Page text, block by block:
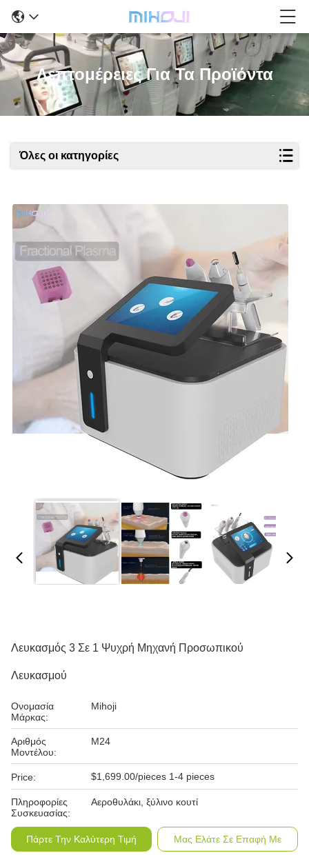
Λεπτομέρειες Για Τα Προϊόντα
Όλες οι κατηγορίες
Λευκασμός 3 Σε 1 Ψυχρή Μηχανή Προσωπικού
Λευκασμού
Ονομασία
Μάρκας:
Mihoji
Αριθμός
Μοντέλου:
M24
Price: $1,699.00/pieces 1-4 pieces
Πληροφορίες
Συσκευασίας:
Αεροθυλάκι, ξύλινο κουτί
Πάρτε Την Καλύτερη Τιμή Μας Ελάτε Σε Επαφή Με